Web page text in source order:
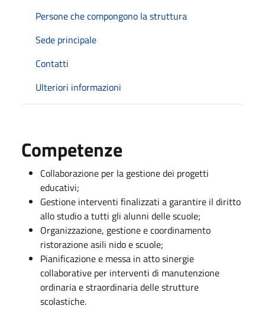
Persone che compongono la struttura
Sede principale
Contatti
Ulteriori informazioni
Competenze
Collaborazione per la gestione dei progetti
educativi;
Gestione interventi finalizzati a garantire il diritto
allo studio a tutti gli alunni delle scuole;
Organizzazione, gestione e coordinamento
ristorazione asili nido e scuole;
Pianificazione e messa in atto sinergie
collaborative per interventi di manutenzione
ordinaria e straordinaria delle strutture
scolastiche.